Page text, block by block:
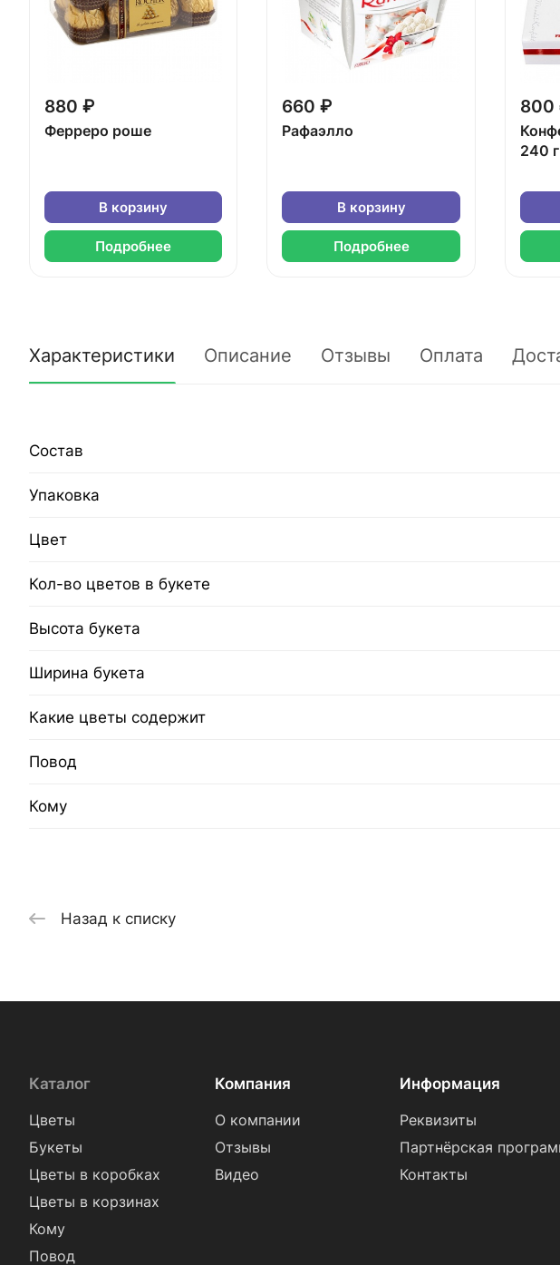
880 ₽
Ферреро роше
В корзину
Подробнее
660 ₽
Рафаэлло
В корзину
Подробнее
800
240
Характеристики Описание Отзывы Оплата
Состав
Упаковка
Цвет
Кол-во цветов в букете
Высота букета
Ширина букета
Какие цветы содержит
Повод
Кому
Назад к списку
Каталог
Цветы
Букеты
Цветы в коробках
Цветы в корзинах
Кому
Повод
Компания
О компании
Отзывы
Видео
Информация
Реквизиты
Партнёрская
Контакты